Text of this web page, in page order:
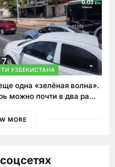
УЗБЕКИСТАНА
одна «зелёная волна».
можно почти в два раза
MORE